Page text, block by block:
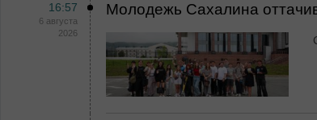
16:57
6 августа
2026
Молодежь Сахалина